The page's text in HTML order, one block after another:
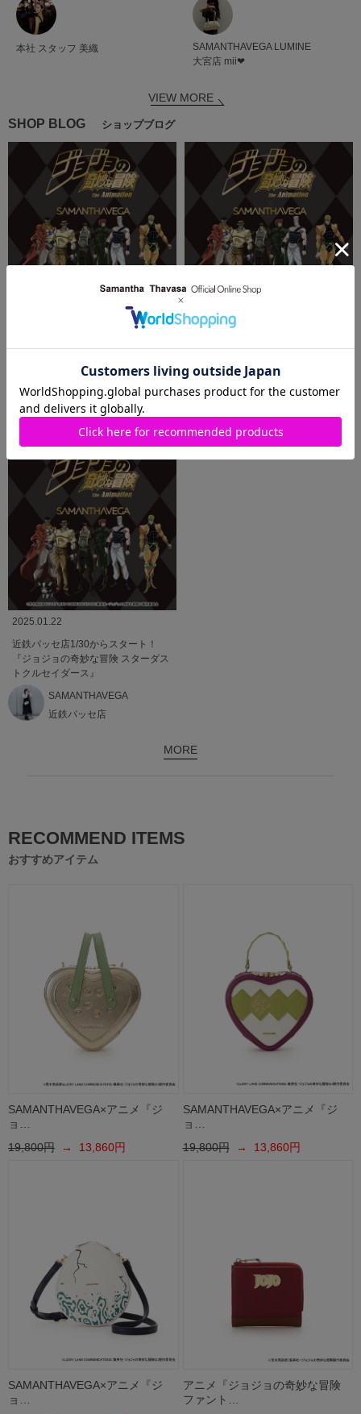
本社 スタッフ 美織 SAMANTHAVEGA LUMINE
大宮店 mii❤︎
VIEW MORE
SHOP BLOG ショップブログ
SAMANTHAVEGA
LUMINE大宮店
2025.01.22
ボコレクションが登場。
本社
スタッフ
2025.01.22
近鉄パッセ店1/30からスタート！
『ジョジョの奇妙な冒険 スターダス
トクルセイダース』
SAMANTHAVEGA
近鉄パッセ店
MORE
RECOMMEND ITEMS
おすすめアイテム
SAMANTHAVEGA×アニメ『ジ
ョ…
19,800円 → 13,860円
SAMANTHAVEGA×アニメ『ジ
ョ…
19,800円→ 13,860円
SAMANTHAVEGA×アニメ『ジ
ョ…
アニメ『ジョジョの奇妙な冒険
ファント…